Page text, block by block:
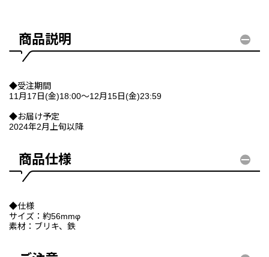
商品説明
◆受注期間
11月17日(金)18:00～12月15日(金)23:59
◆お届け予定
2024年2月上旬以降
商品仕様
◆仕様
サイズ：約56mmφ
素材：ブリキ、鉄